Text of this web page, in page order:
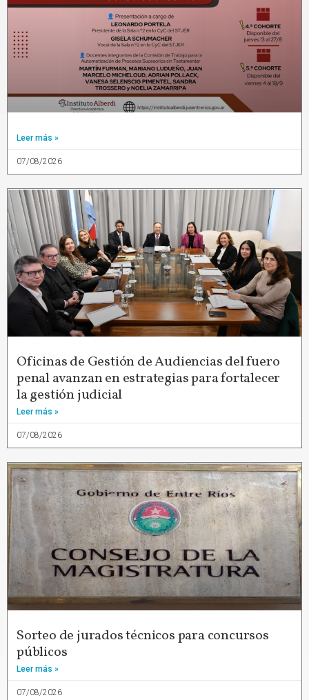
Leer más »
07/08/2026
Oficinas de Gestión de Audiencias del fuero
penal avanzan en estrategias para fortalecer
la gestión judicial
Leer más »
07/08/2026
Sorteo de jurados técnicos para concursos
públicos
Leer más »
07/08/2026